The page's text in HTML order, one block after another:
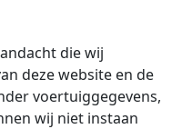
die wij
deze website en de
voertuiggegevens,
wij niet instaan